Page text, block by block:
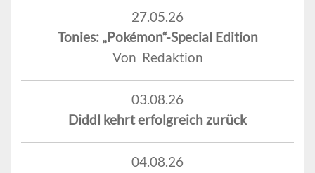
27.05.26
Tonies: „Pokémon“-Special Edition
Von Redaktion
03.08.26
Diddl kehrt erfolgreich zurück
04.08.26